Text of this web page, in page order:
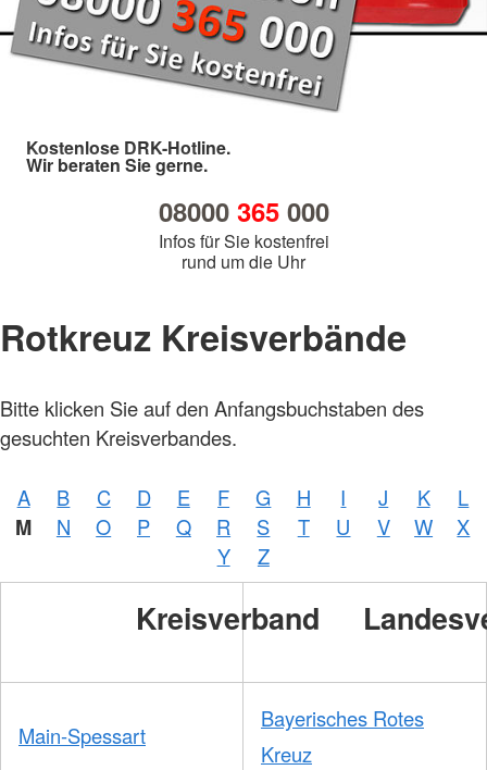
Kostenlose DRK-Hotline.
Wir beraten Sie gerne.
08000 365000
Infos für Sie kostenfrei
rund um die Uhr
Rotkreuz Kreisverbände
Bitte klicken Sie auf den Anfangsbuchstaben des
gesuchten Kreisverbandes.
A B C D E F G H I J K L
M N O P Q R S T U V W
X
Y
Z
Kreisverband
Main-Spessart
Bayerisches Rotes
Kreuz